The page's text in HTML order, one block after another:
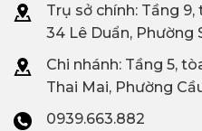
Trụ sở chính: Tầng
34 Lê Duẩn, Phường
Chi nhánh: Tầng 5,
Thai Mai, Phường
0939.663.882